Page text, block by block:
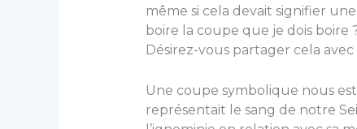
même si cela devait signifier
boire la coupe que je dois boire
Désirez-vous partager cela
Une coupe symbolique nous
représentait le sang de notre